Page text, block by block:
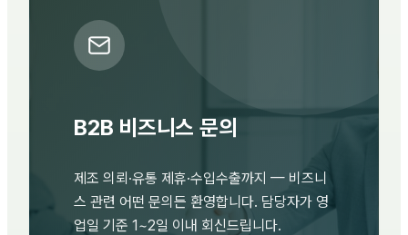
B2B 비즈니스 문의
제조 의뢰·유통 제휴·수입수출까지 — 비즈니
스 관련 어떤 문의든 환영합니다. 담당자가 영
업일 기준 1~2일 이내 회신드립니다.